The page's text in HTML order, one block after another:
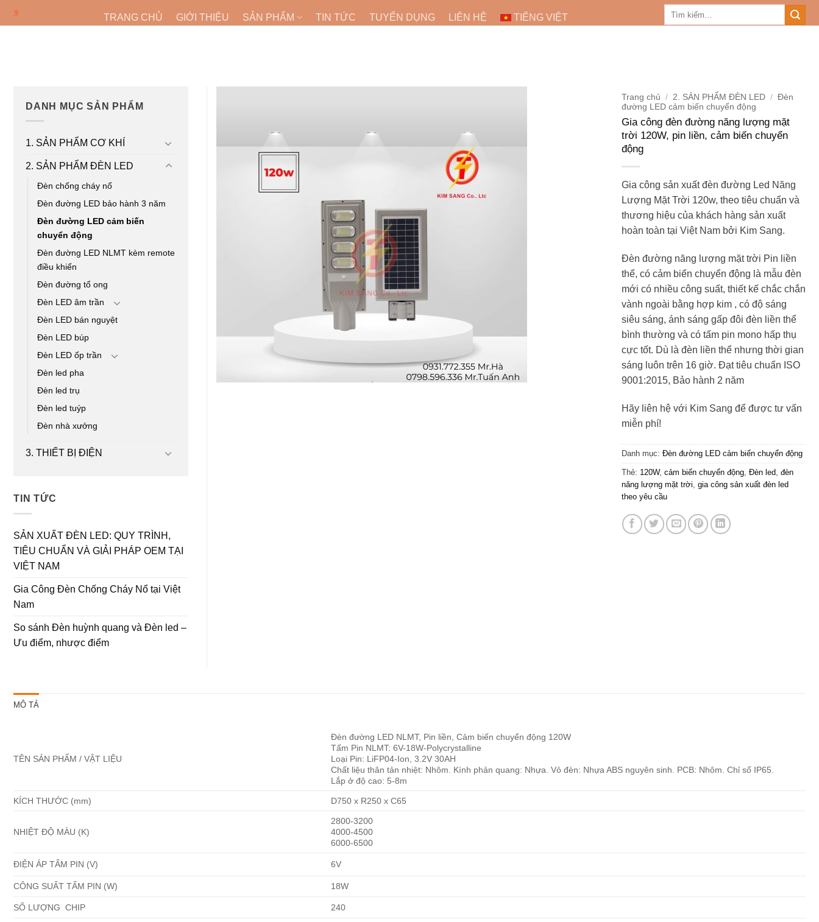
TRANG CHỦ GIỚI THIỆU SẢN PHẨM TIN TỨC TUYỂN DỤNG LIÊN HỆ TIẾNG VIỆT
Trang chủ / 2. SẢN PHẨM ĐÈN LED / Đèn
đường LED cảm biến chuyển động
Gia công đèn đường năng lượng mặt
trời 120W, pin liền, cảm biến chuyển
động
Gia công sản xuất đèn đường Led Năng
Lượng Mặt Trời 120w, theo tiêu chuẩn và
thương hiệu của khách hàng sản xuất
hoàn toàn tại Việt Nam bởi Kim Sang.
Đèn đường năng lượng mặt trời Pin liền
thể, có cảm biến chuyển động là mẫu đèn
mới có nhiều công suất, thiết kế chắc chắn
vành ngoài bằng hợp kim , có độ sáng
siêu sáng, ánh sáng gấp đôi đèn liền thể
bình thường và có tấm pin mono hấp thụ
cực tốt. Dù là đèn liền thể nhưng thời gian
sáng luôn trên 16 giờ. Đạt tiêu chuẩn ISO
9001:2015, Bảo hành 2 năm
Hãy liên hệ với Kim Sang để được tư vấn
miễn phí!
Danh mục: Đèn đường LED cảm biến chuyển động
Thẻ: 120W, cảm biến chuyển động, Đèn led đèn
năng lượng mặt trời gia công sản xuất đèn led
theo yêu cầu
DANH MỤC SẢN PHẨM
1. SẢN PHẨM CƠ KHÍ
2. SẢN PHẨM ĐÈN LED
Đèn chống cháy nổ
Đèn đường LED bảo hành 3 năm
Đèn đường LED cảm biến
chuyển động
Đèn đường LED NLMT kèm remote
điều khiển
Đèn đường tổ ong
Đèn LED âm trần
Đèn LED bán nguyệt
Đèn LED búp
Đèn LED ốp trần
Đèn led pha
Đèn led trụ
Đèn led tuýp
Đèn nhà xưởng
3. THIẾT BỊ ĐIỆN
TIN TỨC
SẢN XUẤT ĐÈN LED: QUY TRÌNH,
TIÊU CHUẨN VÀ GIẢI PHÁP OEM TẠI
VIỆT NAM
Gia Công Đèn Chống Cháy Nổ tại Việt
Nam
So sánh Đèn huỳnh quang và Đèn led –
Ưu điểm, nhược điểm
MÔ TẢ
TÊN SẢN PHẨM / VẬT LIỆU
Đèn đường LED NLMT, Pin liền, Cảm biến chuyển động 120W
Tấm Pin NLMT: 6V-18W-Polycrystalline
Loại Pin: LiFP04-Ion, 3.2V 30AH
Chất liệu thân tản nhiệt: Nhôm. Kính phản quang: Nhựa. Vỏ đèn: Nhựa ABS nguyên sinh. PCB: Nhôm. Chỉ số IP65.
Lắp ở độ cao: 5-8m
KÍCH THƯỚC (mm) D750 x R250 x C65
NHIỆT ĐỘ MÀU (K)
2800-3200
4000-4500
6000-6500
ĐIỆN ÁP TẤM PIN (V) 6V
CÔNG SUẤT TẤM PIN (W) 18W
SỐ LƯỢNG CHIP 240